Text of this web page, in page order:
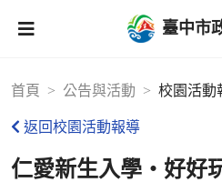
臺中市
首頁 公告與活動 校園活動
返回校園活動報導
仁愛新生入學‧好好